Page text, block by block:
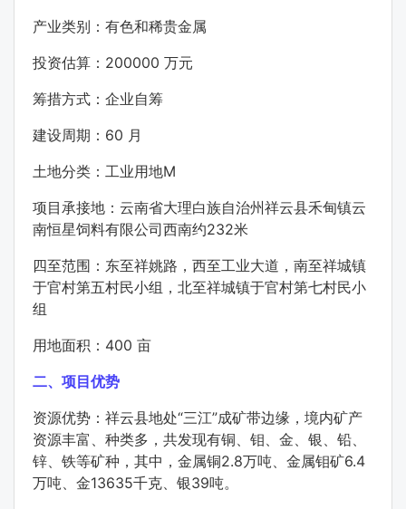
产业类别：有色和稀贵金属
投资估算：200000 万元
筹措方式：企业自筹
建设周期：60 月
土地分类：工业用地M
项目承接地：云南省大理白族自治州祥云县禾甸镇云
南恒星饲料有限公司西南约232米
四至范围：东至祥姚路，西至工业大道，南至祥城镇
于官村第五村民小组，北至祥城镇于官村第七村民小
组
用地面积：400 亩
二、项目优势
资源优势：祥云县地处“三江”成矿带边缘，境内矿产
资源丰富、种类多，共发现有铜、钼、金、银、铅、
锌、铁等矿种，其中，金属铜2.8万吨、金属钼矿6.4
万吨、金13635千克、银39吨。